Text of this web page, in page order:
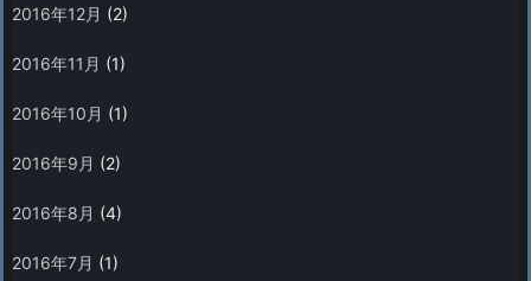
2016年12月 (2)
2016年11月 (1)
2016年10月 (1)
2016年9月 (2)
2016年8月 (4)
2016年7月 (1)